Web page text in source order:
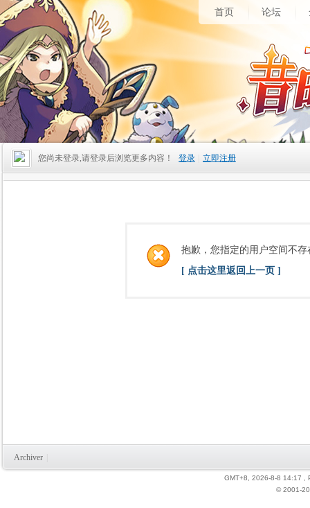
首页 论坛
您尚未登录,请登录后浏览更多内容！ 登录 立即注册
抱歉，您指定的用户空间不存
[ 点击这里返回上一页 ]
Archiver
GMT+8, 2026-8-8 14:17
© 2001-